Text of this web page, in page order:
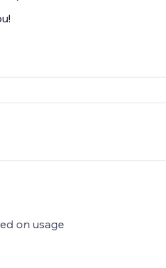
on usage